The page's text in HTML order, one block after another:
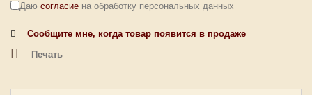
Даю согласие на обработку персональных данных
Сообщите мне, когда товар появится в продаже
Печать